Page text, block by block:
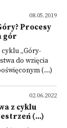
08.05.2019
Procesy
gór
„Góry-
do wzięcia
(...)
02.06.2022
z cyklu
(...)